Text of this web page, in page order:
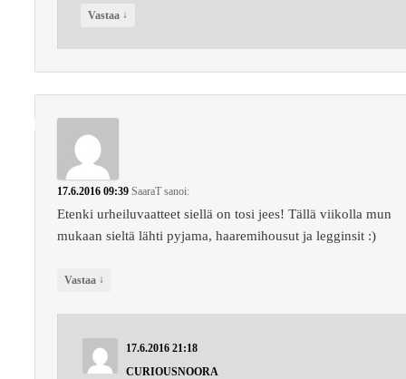
Vastaa ↓
17.6.2016 09:39 SaaraT sanoi:
Etenki urheiluvaatteet siellä on tosi jees! Tällä viikolla mun
mukaan sieltä lähti pyjama, haaremihousut ja legginsit :)
Vastaa ↓
17.6.2016 21:18
CURIOUSNOORA